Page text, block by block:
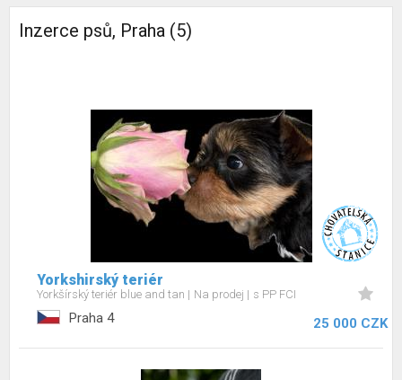
Inzerce psů, Praha (5)
Yorkshirský teriér
Yorkšírský teriér blue and tan Na prodej s PP FCI
Praha 4 25 000 CZK